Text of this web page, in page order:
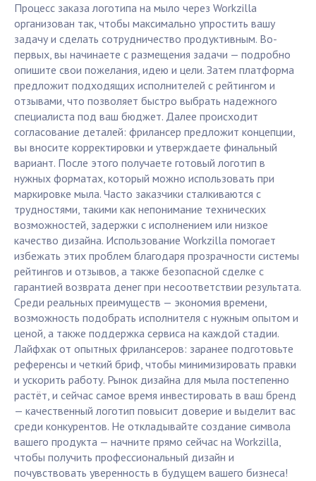
Процесс заказа логотипа на мыло через Workzilla
организован так, чтобы максимально упростить вашу
задачу и сделать сотрудничество продуктивным. Во-
первых, вы начинаете с размещения задачи — подробно
опишите свои пожелания, идею и цели. Затем платформа
предложит подходящих исполнителей с рейтингом и
отзывами, что позволяет быстро выбрать надежного
специалиста под ваш бюджет. Далее происходит
согласование деталей: фрилансер предложит концепции,
вы вносите корректировки и утверждаете финальный
вариант. После этого получаете готовый логотип в
нужных форматах, который можно использовать при
маркировке мыла. Часто заказчики сталкиваются с
трудностями, такими как непонимание технических
возможностей, задержки с исполнением или низкое
качество дизайна. Использование Workzilla помогает
избежать этих проблем благодаря прозрачности системы
рейтингов и отзывов, а также безопасной сделке с
гарантией возврата денег при несоответствии результата.
Среди реальных преимуществ — экономия времени,
возможность подобрать исполнителя с нужным опытом и
ценой, а также поддержка сервиса на каждой стадии.
Лайфхак от опытных фрилансеров: заранее подготовьте
референсы и четкий бриф, чтобы минимизировать правки
и ускорить работу. Рынок дизайна для мыла постепенно
растёт, и сейчас самое время инвестировать в ваш бренд
— качественный логотип повысит доверие и выделит вас
среди конкурентов. Не откладывайте создание символа
вашего продукта — начните прямо сейчас на Workzilla,
чтобы получить профессиональный дизайн и
почувствовать уверенность в будущем вашего бизнеса!